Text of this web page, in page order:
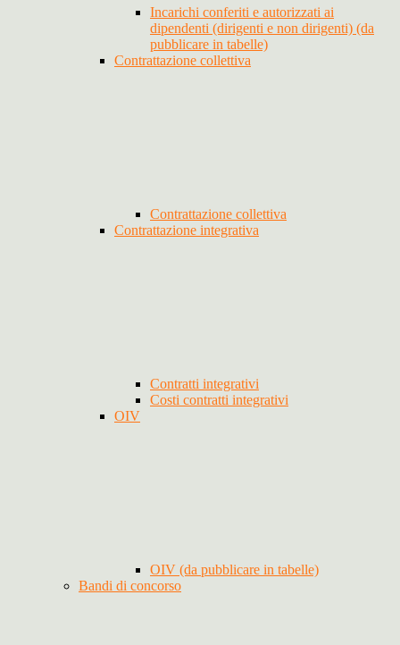
Incarichi conferiti e autorizzati ai
dipendenti (dirigenti e non dirigenti) (da
pubblicare in tabelle)
Contrattazione collettiva
Contrattazione collettiva
Contrattazione integrativa
Contratti integrativi
Costi contratti integrativi
OIV
OIV (da pubblicare in tabelle)
Bandi di concorso